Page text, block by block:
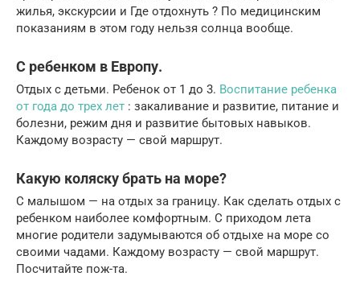
жилья, экскурсии и Где отдохнуть ? По медицинским
показаниям в этом году нельзя солнца вообще.
С ребенком в Европу.
Отдых с детьми. Ребенок от 1 до 3. Воспитание ребенка
от года до трех лет : закаливание и развитие, питание и
болезни, режим дня и развитие бытовых навыков.
Каждому возрасту — свой маршрут.
Какую коляску брать на море?
С малышом — на отдых за границу. Как сделать отдых с
ребенком наиболее комфортным. С приходом лета
многие родители задумываются об отдыхе на море со
своими чадами. Каждому возрасту — свой маршрут.
Посчитайте пож-та.